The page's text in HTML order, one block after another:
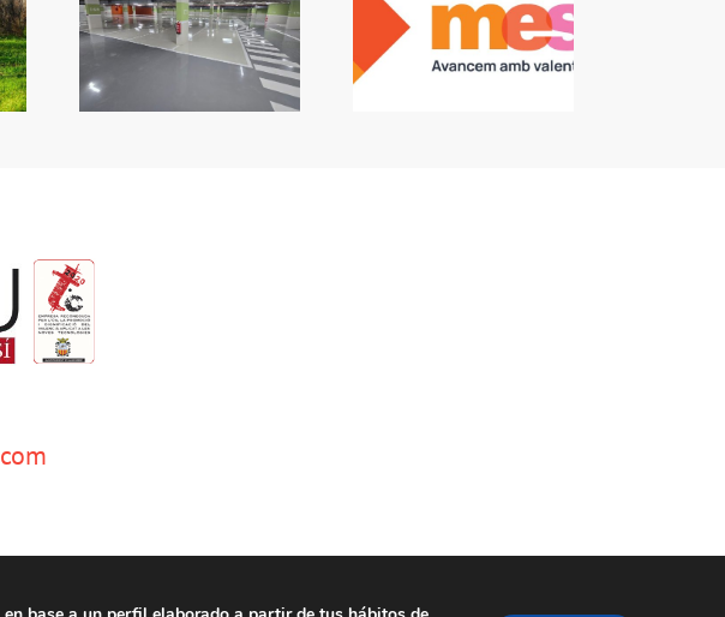
del
més Algemesí: L’alcalde
convoca un ple per a
que no vaja l’oposició